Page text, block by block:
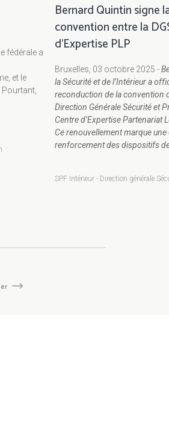
fédérale a
et le
Bernard Quintin signe
convention entre la
d’Expertise PLP
Bruxelles, 03 octobre 2025 -
la Sécurité et de l’Intérieur a
reconduction de la convention
Direction Générale Sécurité et
Centre d’Expertise Partenariat
Ce renouvellement marque
renforcement des dispositifs
SPF Intérieur - Direction générale